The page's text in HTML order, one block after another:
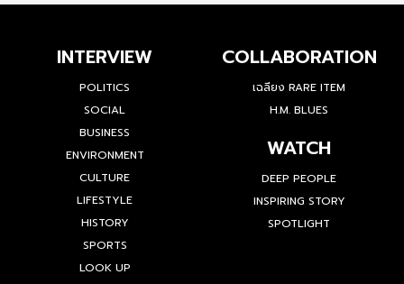
INTERVIEW
POLITICS
SOCIAL
BUSINESS
ENVIRONMENT
CULTURE
LIFESTYLE
HISTORY
SPORTS
LOOK UP
COLLABORATION
เฉลียง RARE ITEM
H.M. BLUES
WATCH
DEEP PEOPLE
INSPIRING STORY
SPOTLIGHT